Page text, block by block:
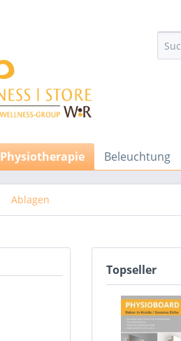
Physiotherapie Beleuchtung
Ablagen
Topseller